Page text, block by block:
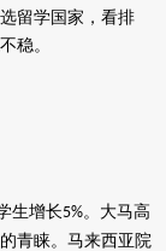
留学国家，看排
稳。
生增长5%。大马高
青睐。马来西亚院